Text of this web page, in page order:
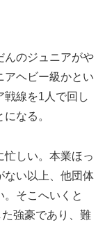
んのジュニアがや
アヘビー級かとい
戦線を1人で回し
なる。
忙しい。本業ほっ
ない以上、他団体
そこへいくと
強豪であり、難